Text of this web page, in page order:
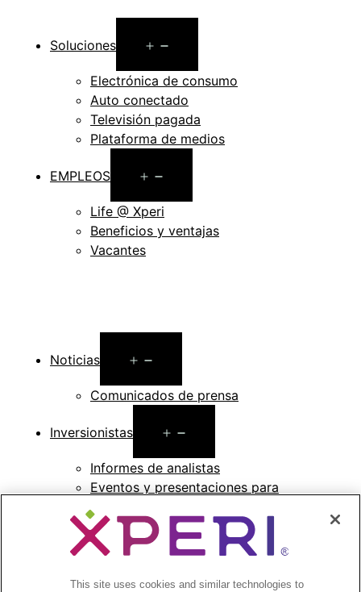
Soluciones
menu
Electrónica de consumo
Auto conectado
Televisión pagada
Plataforma de medios
EMPLEOS
menu
Life @ Xperi
Beneficios y ventajas
Vacantes
Noticias
menu
Comunicados de prensa
Inversionistas
menu
Informes de analistas
Eventos y presentaciones para
inversionistas
Gestión de la empresa
Finanzas y archivos
Preguntas frecuentes de los inversionistas
This site uses cookies and similar technologies to